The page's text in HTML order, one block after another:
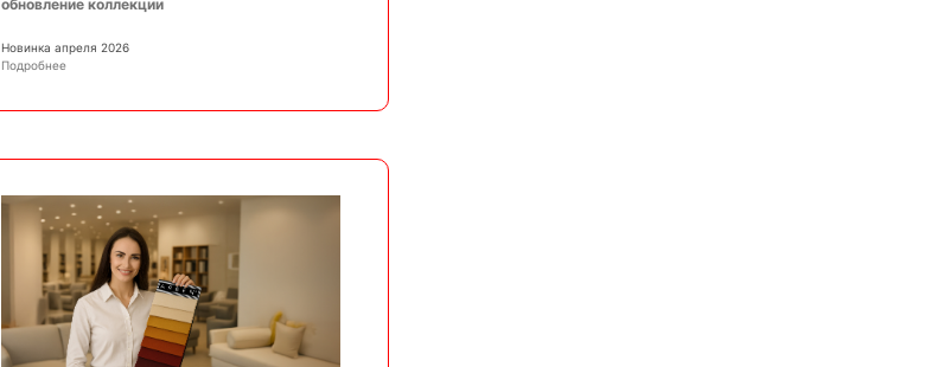
обновление коллекции
Новинка апреля 2026
Подробнее